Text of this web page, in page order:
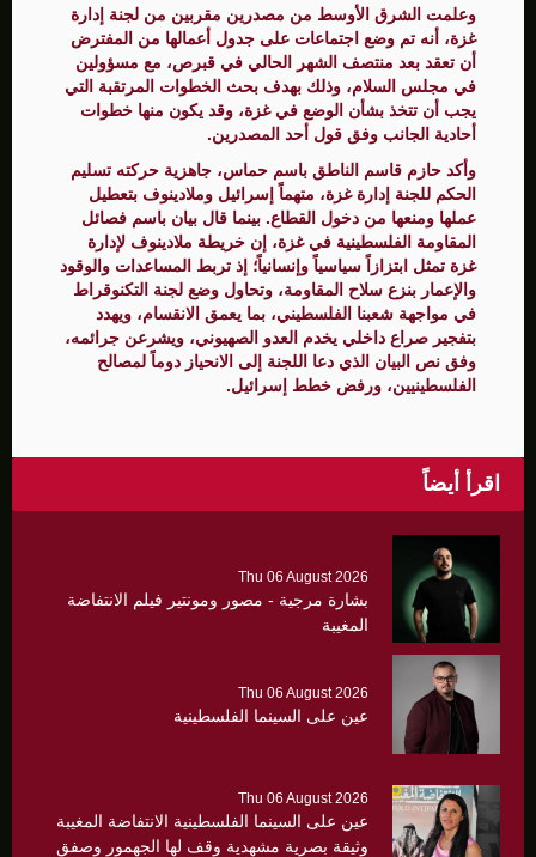
وعلمت الشرق الأوسط من مصدرين مقربين من لجنة إدارة
غزة، أنه تم وضع اجتماعات على جدول أعمالها من المفترض
أن تعقد بعد منتصف الشهر الحالي في قبرص، مع مسؤولين
في مجلس السلام، وذلك بهدف بحث الخطوات المرتقبة التي
يجب أن تتخذ بشأن الوضع في غزة، وقد يكون منها خطوات
أحادية الجانب وفق قول أحد المصدرين.
وأكد حازم قاسم الناطق باسم حماس، جاهزية حركته تسليم
الحكم للجنة إدارة غزة، متهماً إسرائيل وملادينوف بتعطيل
عملها ومنعها من دخول القطاع. بينما قال بيان باسم فصائل
المقاومة الفلسطينية في غزة، إن خريطة ملادينوف لإدارة
غزة تمثل ابتزازاً سياسياً وإنسانياً؛ إذ تربط المساعدات والوقود
والإعمار بنزع سلاح المقاومة، وتحاول وضع لجنة التكنوقراط
في مواجهة شعبنا الفلسطيني، بما يعمق الانقسام، ويهدد
بتفجير صراع داخلي يخدم العدو الصهيوني، ويشرعن جرائمه،
وفق نص البيان الذي دعا اللجنة إلى الانحياز دوماً لمصالح
الفلسطينيين، ورفض خطط إسرائيل.
اقرأ أيضاً
Thu 06 August 2026
بشارة مرجية - مصور ومونتير فيلم الانتفاضة
المغيبة
Thu 06 August 2026
عين على السينما الفلسطينية
Thu 06 August 2026
عين على السينما الفلسطينية الانتفاضة المغيبة
وثيقة بصرية مشهدية وقف لها الجهمور وصفق